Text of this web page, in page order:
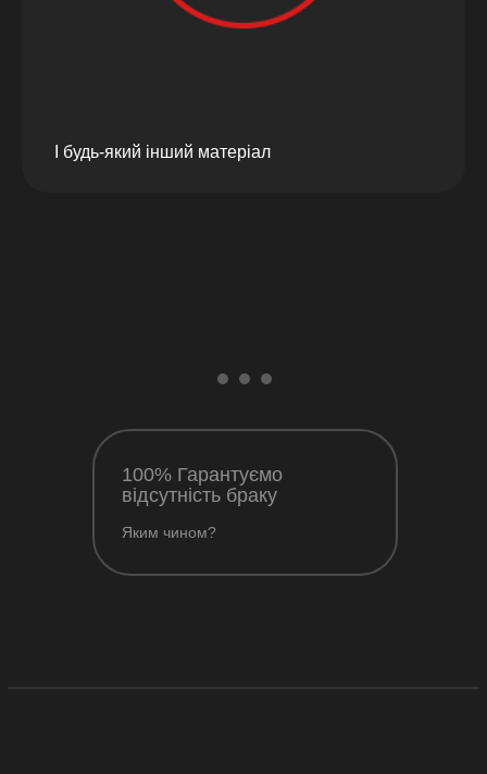
І будь-який інший матеріал
100% Гарантуємо
відсутність браку
Яким чином?